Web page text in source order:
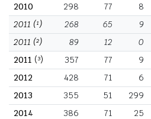
2010
298 77 8
2011 (¹) 268 65 9
2011 (²) 89 12 0
2011 (³) 357 77 9
2012
428 71 6
2013
355 51 299
2014
386 71 25